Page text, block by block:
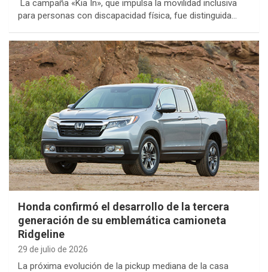
La campaña «Kia In», que impulsa la movilidad inclusiva
para personas con discapacidad física, fue distinguida…
Honda confirmó el desarrollo de la tercera
generación de su emblemática camioneta
Ridgeline
29 de julio de 2026
La próxima evolución de la pickup mediana de la casa